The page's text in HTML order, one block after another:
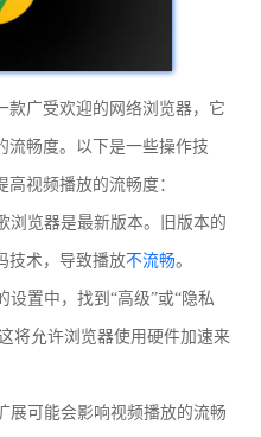
款广受欢迎的网络浏览器，它
流畅度。以下是一些操作技
视频播放的流畅度：
浏览器是最新版本。旧版本的
技术，导致播放不流畅。
置中，找到“高级”或“隐私
将允许浏览器使用硬件加速来
展可能会影响视频播放的流畅